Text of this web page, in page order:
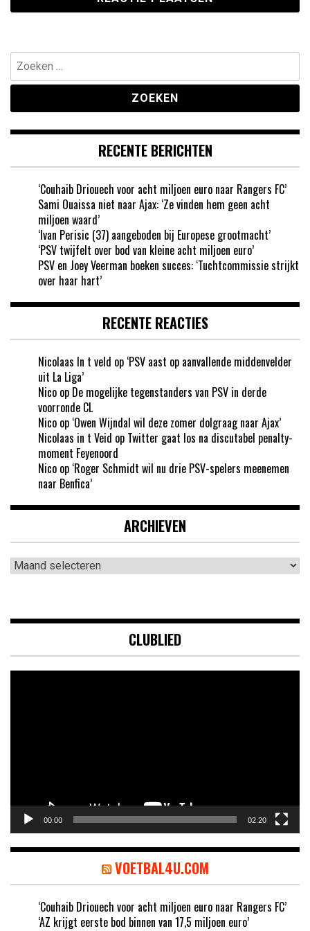
Zoeken
naar:
RECENTE BERICHTEN
‘Couhaib Driouech voor acht miljoen euro naar Rangers FC’
Sami Ouaissa niet naar Ajax: ‘Ze vinden hem geen acht
miljoen waard’
‘Ivan Perisic (37) aangeboden bij Europese grootmacht’
‘PSV twijfelt over bod van kleine acht miljoen euro’
PSV en Joey Veerman boeken succes: ‘Tuchtcommissie strijkt
over haar hart’
RECENTE REACTIES
Nicolaas In t veld op ‘PSV aast op aanvallende middenvelder
uit La Liga’
Nico op De mogelijke tegenstanders van PSV in derde
voorronde CL
Nico op ‘Owen Wijndal wil deze zomer dolgraag naar Ajax’
Nicolaas in t Veid op Twitter gaat los na discutabel penalty-
moment Feyenoord
Nico op ‘Roger Schmidt wil nu drie PSV-spelers meenemen
naar Benfica’
ARCHIEVEN
Archieven
CLUBLIED
00:00 02:20
VOETBAL4U.COM
‘Couhaib Driouech voor acht miljoen euro naar Rangers FC’
‘AZ krijgt eerste bod binnen van 17,5 miljoen euro’